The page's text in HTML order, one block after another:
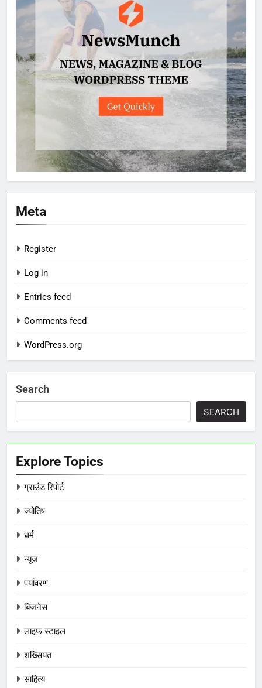
Meta
Register
Log in
Entries feed
Comments feed
WordPress.org
Search
SEARCH
Explore Topics
ग्राउंड रिपोर्ट
ज्योतिष
धर्म
न्यूज
पर्यावरण
बिजनेस
लाइफ स्टाइल
शख्सियत
साहित्य